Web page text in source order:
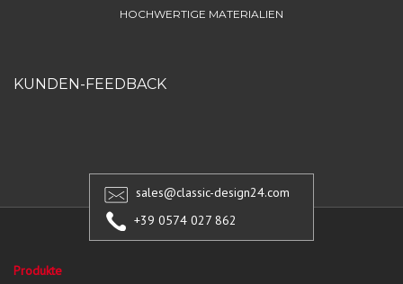
HOCHWERTIGE MATERIALIEN
KUNDEN-FEEDBACK
sales@classic-design24.com
+39 0574 027 862
Produkte